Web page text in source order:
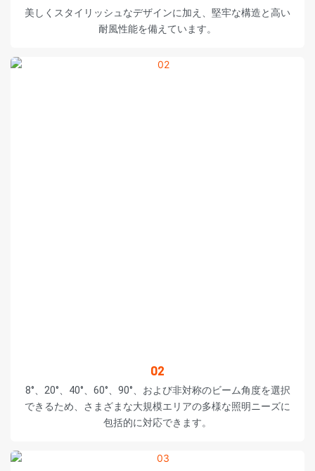
美しくスタイリッシュなデザインに加え、堅牢な構造と高い
耐風性能を備えています。
02
8°、20°、40°、60°、90°、および非対称のビーム角度を選択
できるため、さまざまな大規模エリアの多様な照明ニーズに
包括的に対応できます。